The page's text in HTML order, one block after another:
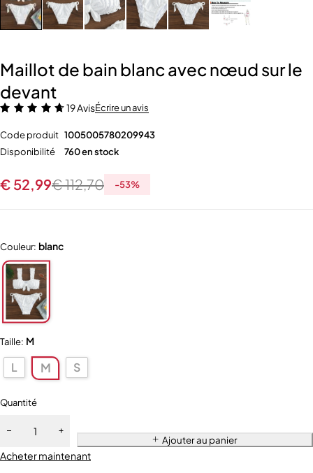
Maillot de bain blanc avec nœud sur le
devant
19 AvisÉcrire un avis
Code produit 1005005780209943
Disponibilité
760 en stock
€112,70
€ 52,99 -53%
Couleur: blanc
Taille: M
L M S
Quantité
Ajouter au panier
Acheter maintenant